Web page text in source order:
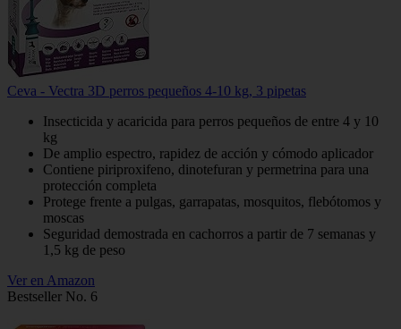
Ceva - Vectra 3D perros pequeños 4-10 kg, 3 pipetas
Insecticida y acaricida para perros pequeños de entre 4 y 10
kg
De amplio espectro, rapidez de acción y cómodo aplicador
Contiene piriproxifeno, dinotefuran y permetrina para una
protección completa
Protege frente a pulgas, garrapatas, mosquitos, flebótomos y
moscas
Seguridad demostrada en cachorros a partir de 7 semanas y
1,5 kg de peso
Ver en Amazon
Bestseller No. 6